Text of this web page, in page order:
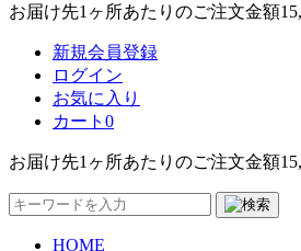
お届け先1ヶ所あたりのご注文金額
新規会員登録
ログイン
お気に入り
カート 0
お届け先1ヶ所あたりのご注文金額
HOME